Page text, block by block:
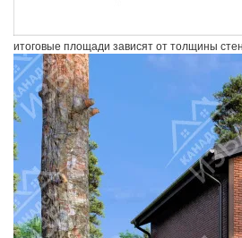
итоговые площади зависят от толщины